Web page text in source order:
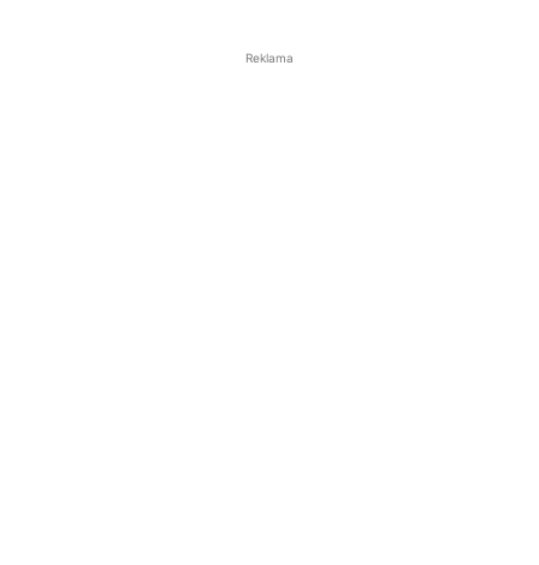
Reklama